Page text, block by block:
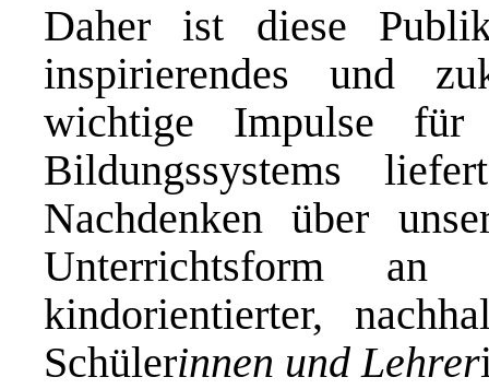
Daher ist diese
inspirierendes und
wichtige Impulse für
Bildungssystems
Nachdenken über
Unterrichtsform
kindorientierter,
Schülerinnen und Lehrer